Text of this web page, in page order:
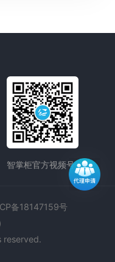
智掌柜官方视频号
备18147159号